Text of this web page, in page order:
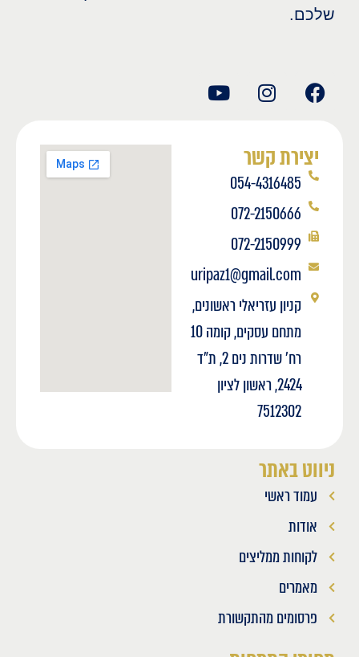
שלכם.
ניווט באתר
עמוד ראשי
אודות
לקוחות ממליצים
מאמרים
פרסומים מהתקשורת
יצירת קשר
054-4316485
072-2150666
072-2150999
uripaz1@gmail.com
קניון עזריאלי ראשונים,
מתחם עסקים, קומה 10
רח' שדרות נים 2, ת"ד
2424, ראשון לציון
7512302